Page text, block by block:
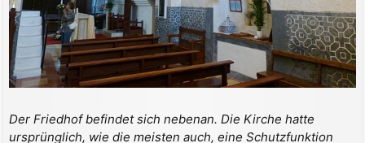
Der Friedhof befindet sich nebenan. Die Kirche hatte
ursprünglich, wie die meisten auch, eine Schutzfunktion